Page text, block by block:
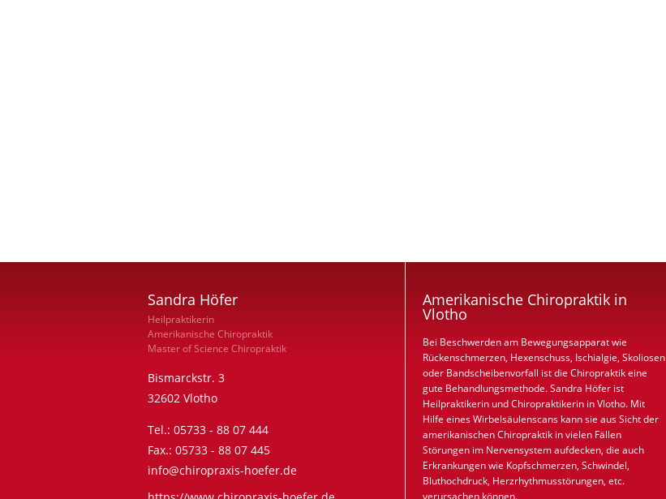
Sandra Höfer
Heilpraktikerin
Amerikanische Chiropraktik
Master of Science Chiropraktik
Bismarckstr. 3
32602 Vlotho
Tel.: 05733 - 88 07 444
Fax.: 05733 - 88 07 445
info@chiropraxis-hoefer.de
Amerikanische Chiropraktik in
Vlotho
Bei Beschwerden am Bewegungsapparat wie
Rückenschmerzen, Hexenschuss, Ischialgie, Skoliosen
oder Bandscheibenvorfall ist die Chiropraktik eine
gute Behandlungsmethode. Sandra Höfer ist
Heilpraktikerin und Chiropraktikerin in Vlotho. Mit
Hilfe eines Wirbelsäulenscans kann sie aus Sicht der
amerikanischen Chiropraktik in vielen Fällen
Störungen im Nervensystem aufdecken, die auch
Erkrankungen wie Kopfschmerzen, Schwindel,
Bluthochdruck, Herzrhythmusstörungen, etc.
verursachen können.